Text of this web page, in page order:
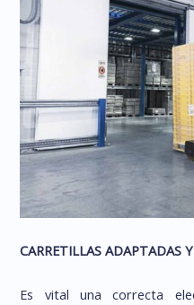
CARRETILLAS ADAPTADAS
Es vital una correcta